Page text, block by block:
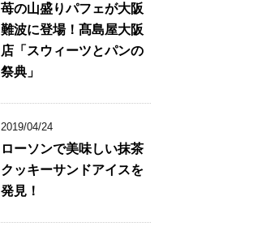
苺の山盛りパフェが大阪
難波に登場！髙島屋大阪
店「スウィーツとパンの
祭典」
2019/04/24
ローソンで美味しい抹茶
クッキーサンドアイスを
発見！